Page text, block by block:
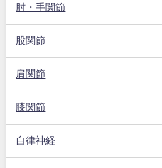
肘・手関節
股関節
肩関節
膝関節
自律神経